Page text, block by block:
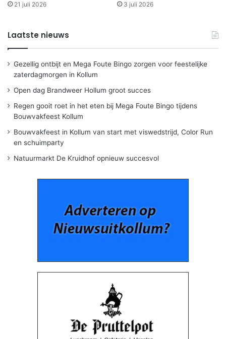
21 juli 2026 3 juli 2026
Laatste nieuws
Gezellig ontbijt en Mega Foute Bingo zorgen voor feestelijke
zaterdagmorgen in Kollum
Open dag Brandweer Hollum groot succes
Regen gooit roet in het eten bij Mega Foute Bingo tijdens
Bouwvakfeest Kollum
Bouwvakfeest in Kollum van start met viswedstrijd, Color Run
en schuimparty
Natuurmarkt De Kruidhof opnieuw succesvol